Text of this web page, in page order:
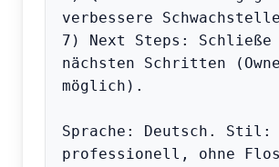
verbessere
7) Next Steps:
nächsten Schritten
möglich).
Sprache: Deutsch. Stil:
professionell, ohne